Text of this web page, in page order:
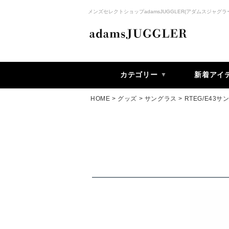
メンズセレクトショップadamsJUGGLER(アダムスジャグラ
カテゴリー 新着アイ
HOME グッズ サングラス RTEG/E43サ